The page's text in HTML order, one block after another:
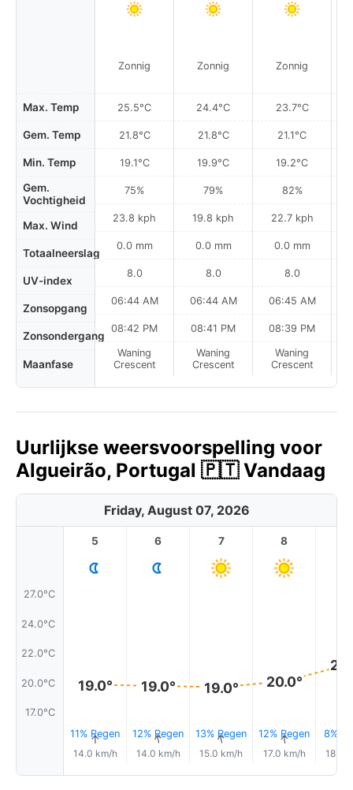
Max. Temp
Gem. Temp
Min. Temp
Gem.
Vochtigheid
Max. Wind
Totaalneerslag
UV-index
Zonsopgang
Zonsondergang
Maanfase
Zonnig
25.5°C
21.8°C
19.1°C
75%
23.8 kph
0.0 mm
8.0
06:44 AM
08:42 PM
Waning
Crescent
Zonnig
24.4°C
21.8°C
19.9°C
79%
19.8 kph
0.0 mm
8.0
06:44 AM
08:41 PM
Waning
Crescent
Zonnig
23.7°C
21.1°C
19.2°C
82%
22.7 kph
0.0 mm
8.0
06:45 AM
08:39 PM
Waning
Crescent
Uurlijkse weersvoorspelling voor
Algueirão, Portugal 🇵🇹 Vandaag
Friday, August 07, 2026
27.0°C
24.0°C
22.0°C
20.0°C
17.0°C
5
19.0°
11% Regen
↑
14.0 km/h
6
19.0°
12% Regen
↑
14.0 km/h
7
19.0°
13% Regen
↑
15.0 km/h
8
20.0°
12% Regen
↑
17.0 km/h
8%
18.0